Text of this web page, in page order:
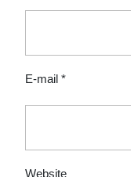
E-mail *
Website